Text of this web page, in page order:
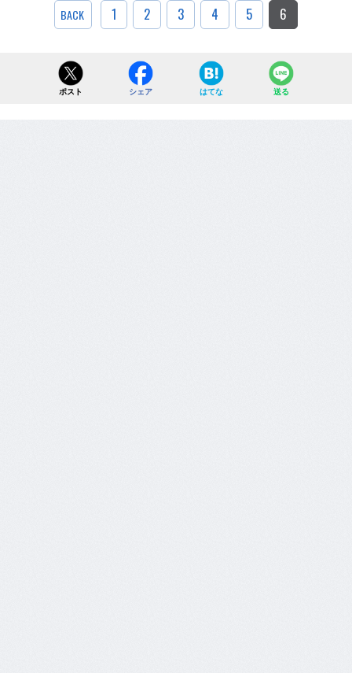
BACK 1 2 3 4 5 6
ポスト シェア はてな 送る